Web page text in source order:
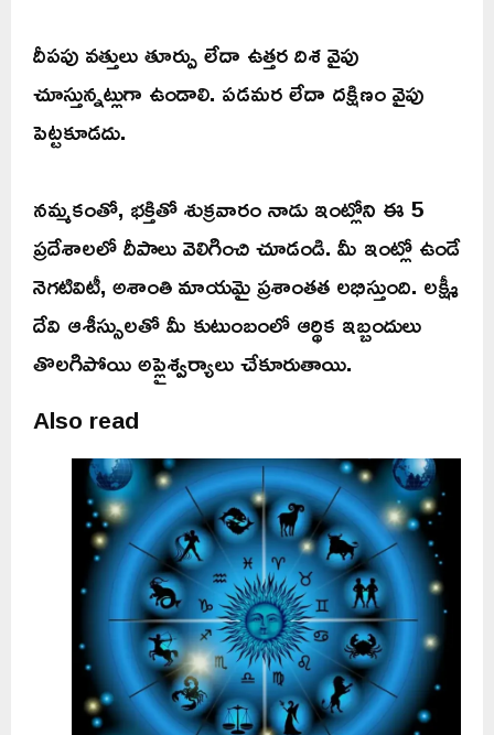
దీపపు వత్తులు తూర్పు లేదా ఉత్తర దిశ వైపు
చూస్తున్నట్లుగా ఉండాలి. పడమర లేదా దక్షిణం వైపు
పెట్టకూడదు.
నమ్మకంతో, భక్తితో శుక్రవారం నాడు ఇంట్లోని ఈ 5
ప్రదేశాలలో దీపాలు వెలిగించి చూడండి. మీ ఇంట్లో ఉండే
నెగటివిటీ, అశాంతి మాయమై ప్రశాంతత లభిస్తుంది. లక్ష్మీ
దేవి ఆశీస్సులతో మీ కుటుంబంలో ఆర్థిక ఇబ్బందులు
తొలగిపోయి అప్లైశ్వర్యాలు చేకూరుతాయి.
Also read